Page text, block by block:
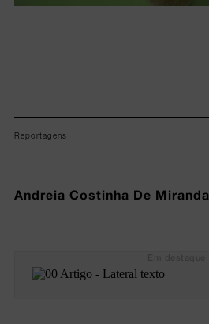
Reportagens
Andreia Costinha De Miranda